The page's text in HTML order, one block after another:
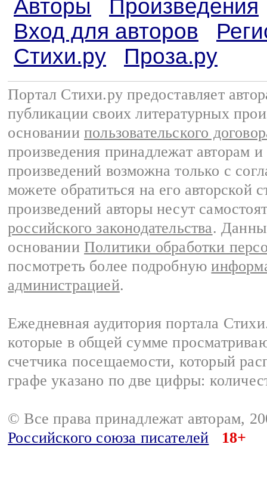
Авторы
Произведения
Вход для авторов
Стихи.ру
Проза.ру
Портал Стихи.ру предоставляет
публикации своих литературных
основании пользовательского
произведения принадлежат авторам
произведений возможна только с
можете обратиться на его авторской
произведений авторы несут
российского законодательства.
основании Политики обработки
посмотреть более подробную
администрацией.
Ежедневная аудитория портала
которые в общей сумме
счетчика посещаемости, который
графе указано по две цифры:
© Все права принадлежат авторам,
Российского союза писателей
18+